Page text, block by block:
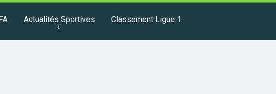
Actualités Sportives Classement Ligue 1